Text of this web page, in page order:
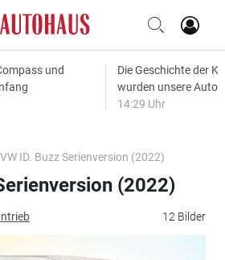
und
Die Geschichte der
wurden unsere
14:29 Uhr
VW ID. Buzz Serienversion (2022)
12 Bilder
(2022)